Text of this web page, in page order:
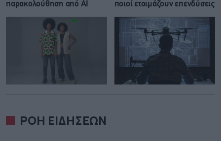
παρακολούθηση από AI
ποιοί ετοιμάζουν επενδύσεις
ΡΟΗ ΕΙΔΗΣΕΩΝ